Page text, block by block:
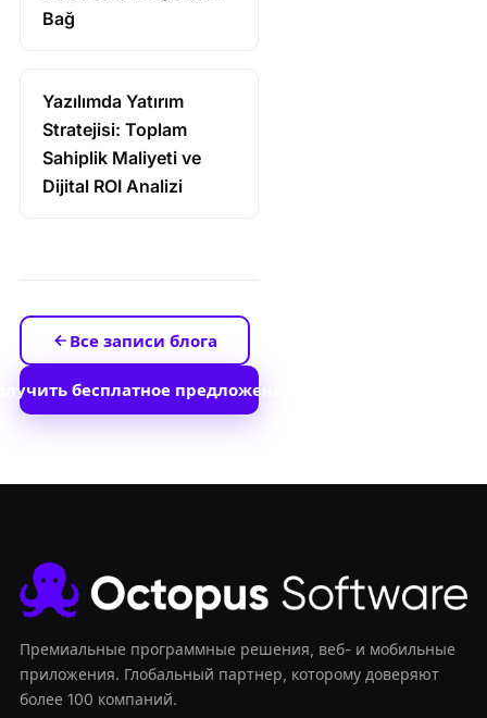
Bağ
Yazılımda Yatırım
Stratejisi: Toplam
Sahiplik Maliyeti ve
Dijital ROI Analizi
Все записи блога
бесплатное предложение
Премиальные программные решения, веб- и мобильные
приложения. Глобальный партнер, которому доверяют
более 100 компаний.